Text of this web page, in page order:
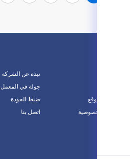
نبذة عن الشركة
جولة في المعمل
ضبط الجودة
اتصل بنا
خريطة الموقع
سياسة الخصوصية